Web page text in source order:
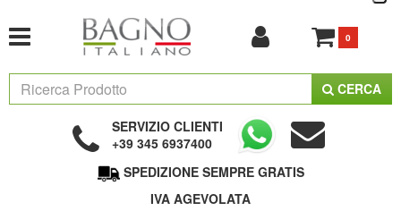
0
CERCA
SERVIZIO CLIENTI
+39 345 6937400
SPEDIZIONE SEMPRE GRATIS
IVA AGEVOLATA